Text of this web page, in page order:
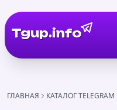
Tgup.info
ГЛАВНАЯ КАТАЛОГ TELEGRAM